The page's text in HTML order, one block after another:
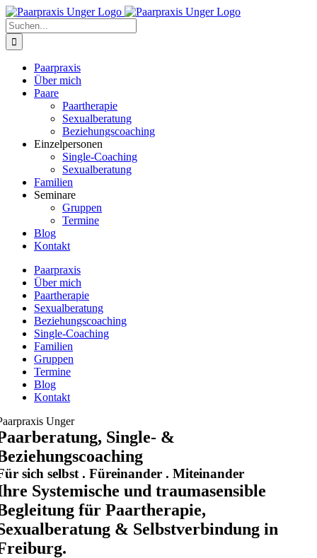
Zum
Inhalt
springen
Suche
nach:
Paarpraxis
Über mich
Paare
Paartherapie
Sexualberatung
Beziehungscoaching
Einzelpersonen
Single-Coaching
Sexualberatung
Familien
Seminare
Gruppen
Termine
Blog
Kontakt
Paarpraxis
Über mich
Paartherapie
Sexualberatung
Beziehungscoaching
Single-Coaching
Familien
Gruppen
Termine
Blog
Kontakt
Unger
Single- &
sich selbst . Füreinander . Miteinander
Systemische und traumasensible
für Paartherapie,
& Selbstverbindung in